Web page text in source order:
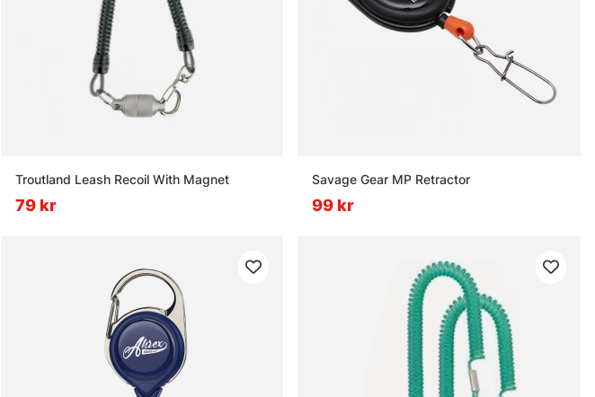
Troutland Leash Recoil With Magnet
79 kr
Savage Gear MP Retractor
99 kr